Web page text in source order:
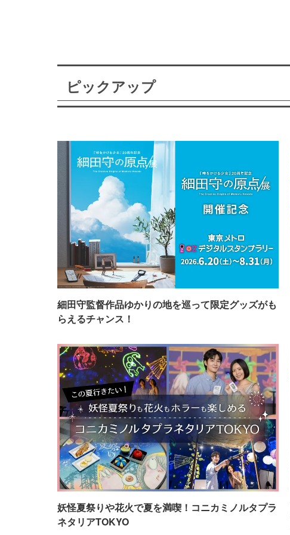
ピックアップ
細田守監督作品ゆかりの地を巡って限定グッズがも
らえるチャンス！
妖怪夏祭りや花火で夏を満喫！コニカミノルタプラ
ネタリアTOKYO